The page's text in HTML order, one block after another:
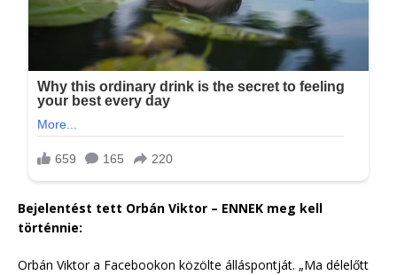
Bejelentést tett Orbán Viktor – ENNEK meg kell
történnie:
Orbán Viktor a Facebookon közölte álláspontját. „Ma délelőtt